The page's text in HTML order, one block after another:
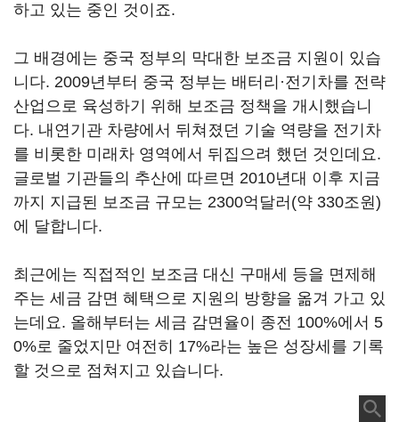
하고 있는 중인 것이죠.
그 배경에는 중국 정부의 막대한 보조금 지원이 있습
니다. 2009년부터 중국 정부는 배터리·전기차를 전략
산업으로 육성하기 위해 보조금 정책을 개시했습니
다. 내연기관 차량에서 뒤쳐졌던 기술 역량을 전기차
를 비롯한 미래차 영역에서 뒤집으려 했던 것인데요.
글로벌 기관들의 추산에 따르면 2010년대 이후 지금
까지 지급된 보조금 규모는 2300억달러(약 330조원)
에 달합니다.
최근에는 직접적인 보조금 대신 구매세 등을 면제해
주는 세금 감면 혜택으로 지원의 방향을 옮겨 가고 있
는데요. 올해부터는 세금 감면율이 종전 100%에서 5
0%로 줄었지만 여전히 17%라는 높은 성장세를 기록
할 것으로 점쳐지고 있습니다.